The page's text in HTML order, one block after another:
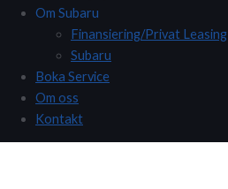
Om Subaru
Finansiering/Privat Leasing
Subaru
Boka Service
Om oss
Kontakt